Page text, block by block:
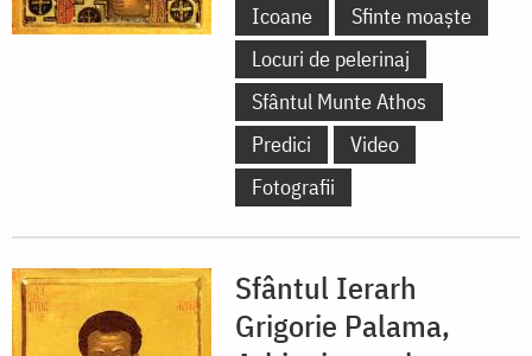
Icoane
Sfinte moaște
Locuri de pelerinaj
Sfântul Munte Athos
Predici
Video
Fotografii
Sfântul Ierarh
Grigorie Palama,